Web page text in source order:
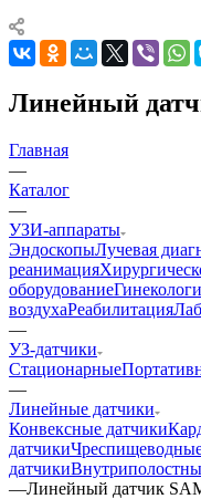
Линейный
Главная
—
Каталог
—
УЗИ-аппараты
ЭндоскопыЛучевая
реанимация
оборудование
воздухаРеабилитация
—
УЗ-датчики
Стационарные
—
Линейные датчики
Конвексные датчики
датчики
датчики
—Линейный датчик